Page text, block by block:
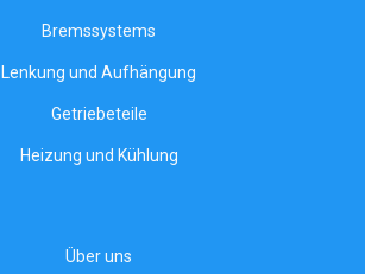
Bremssystems
Lenkung und Aufhängung
Getriebeteile
Heizung und Kühlung
Über uns